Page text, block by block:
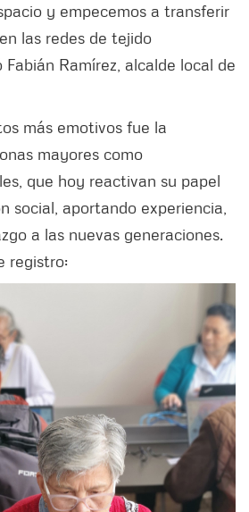
y empecemos a transferir
las redes de tejido
Fabián Ramírez, alcalde local de
más emotivos fue la
mayores como
que hoy reactivan su papel
social, aportando experiencia,
a las nuevas generaciones.
registro: